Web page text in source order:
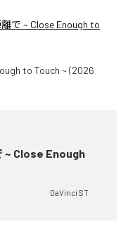
で ~ Close Enough to
~ Close Enough
DaVinci ST